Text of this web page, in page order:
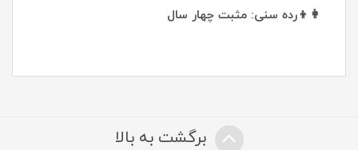
👩‍👦رده سنی: مثبت چهار سال
برگشت به بالا